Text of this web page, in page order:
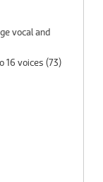
vocal and
16 voices (73)